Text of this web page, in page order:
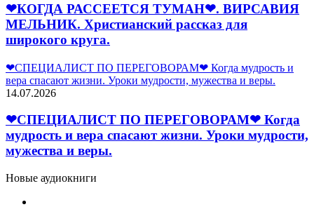
❤КОГДА РАССЕЕТСЯ ТУМАН❤. ВИРСАВИЯ
МЕЛЬНИК. Христианский рассказ для
широкого круга.
❤СПЕЦИАЛИСТ ПО ПЕРЕГОВОРАМ❤ Когда мудрость и
вера спасают жизни. Уроки мудрости, мужества и веры.
14.07.2026
❤СПЕЦИАЛИСТ ПО ПЕРЕГОВОРАМ❤ Когда
мудрость и вера спасают жизни. Уроки мудрости,
мужества и веры.
Новые аудиокниги